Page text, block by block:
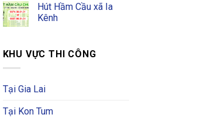
Hút Hầm Cầu xã Ia
Kênh
KHU VỰC THI CÔNG
Tại Gia Lai
Tại Kon Tum